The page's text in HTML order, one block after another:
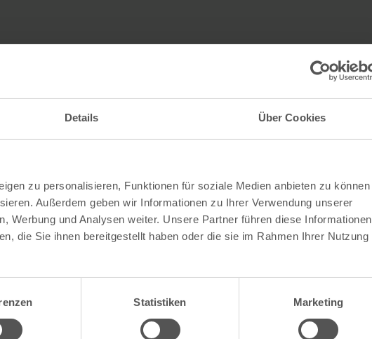
Details Über Cookies
zu personalisieren, Funktionen für soziale Medien anbieten zu können
Außerdem geben wir Informationen zu Ihrer Verwendung unserer
Werbung und Analysen weiter. Unsere Partner führen diese Informationen
die Sie ihnen bereitgestellt haben oder die sie im Rahmen Ihrer Nutzung
Statistiken Marketing